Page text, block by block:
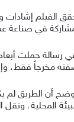
الفيلم إشادات
في صناعة
رسالة حملت
مخرجاً فقط،
أن الطريق لم
المحلية،